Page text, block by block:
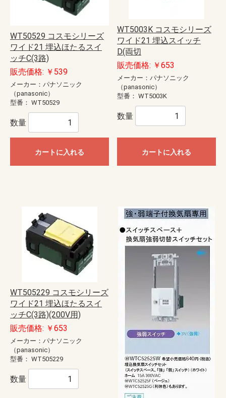
WT50529 コスモシリーズ
ワイド21 埋込ほたるスイ
ッチC(3路)
販売価格: ￥539
メーカー：パナソニック
（panasonic）
型番： WT50529
数量
カートに入れる
WT5003K コスモシリーズ
ワイド21 埋込スイッチ
D(両切
販売価格: ￥653
メーカー：パナソニック
（panasonic）
型番： WT5003K
数量
カートに入れる
WT505229 コスモシリーズ
ワイド21 埋込ほたるスイ
ッチC(3路)(200V用)
販売価格: ￥653
メーカー：パナソニック
（panasonic）
型番： WT505229
数量